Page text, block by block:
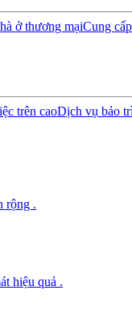
ở thương mạiCung
trên caoDịch vụ bảo
rộng .
hiệu quả .